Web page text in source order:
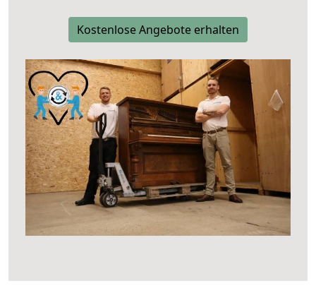
Kostenlose Angebote erhalten